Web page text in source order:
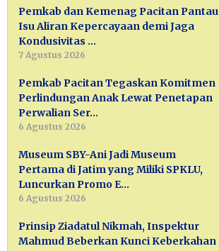
Pemkab dan Kemenag Pacitan Pantau
Isu Aliran Kepercayaan demi Jaga
Kondusivitas …
7 Agustus 2026
Pemkab Pacitan Tegaskan Komitmen
Perlindungan Anak Lewat Penetapan
Perwalian Ser…
6 Agustus 2026
Museum SBY-Ani Jadi Museum
Pertama di Jatim yang Miliki SPKLU,
Luncurkan Promo E…
6 Agustus 2026
Prinsip Ziadatul Nikmah, Inspektur
Mahmud Beberkan Kunci Keberkahan